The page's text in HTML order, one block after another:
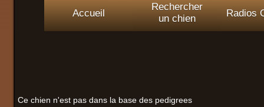
Accueil
Rechercher
un chien
Radios
Ce chien n'est pas dans la base des pedigrees